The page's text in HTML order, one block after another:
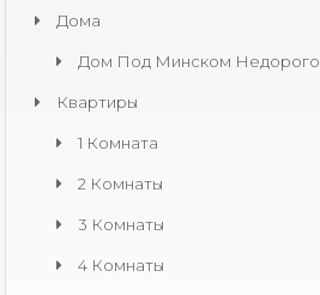
Дома
Дом Под Минском Недорого
Квартиры
1 Комната
2 Комнаты
3 Комнаты
4 Комнаты